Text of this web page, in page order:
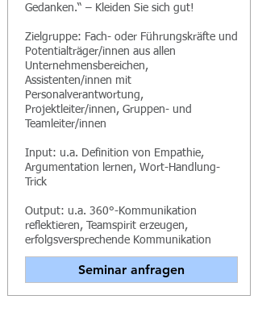
Gedanken.“ – Kleiden Sie sich gut!
Zielgruppe: Fach- oder Führungskräfte und
Potentialträger/innen aus allen
Unternehmensbereichen,
Assistenten/innen mit
Personalverantwortung,
Projektleiter/innen, Gruppen- und
Teamleiter/innen
Input: u.a. Definition von Empathie,
Argumentation lernen, Wort-Handlung-
Trick
Output: u.a. 360°-Kommunikation
reflektieren, Teamspirit erzeugen,
erfolgsversprechende Kommunikation
Seminar anfragen